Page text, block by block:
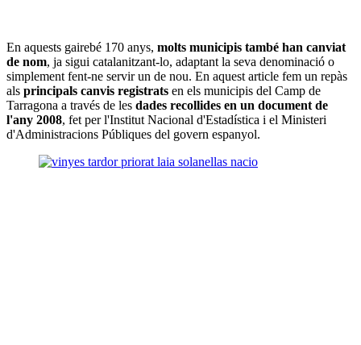
En aquests gairebé 170 anys, molts municipis també han canviat
de nom, ja sigui catalanitzant-lo, adaptant la seva denominació o
simplement fent-ne servir un de nou. En aquest article fem un repàs
als principals canvis registrats en els municipis del Camp de
Tarragona a través de les dades recollides en un document de
l'any 2008, fet per l'Institut Nacional d'Estadística i el Ministeri
d'Administracions Públiques del govern espanyol.